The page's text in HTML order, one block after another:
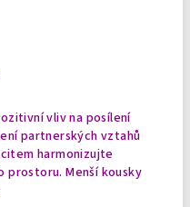
vliv na posílení
partnerských vztahů
harmonizujte
prostoru.Menší kousky